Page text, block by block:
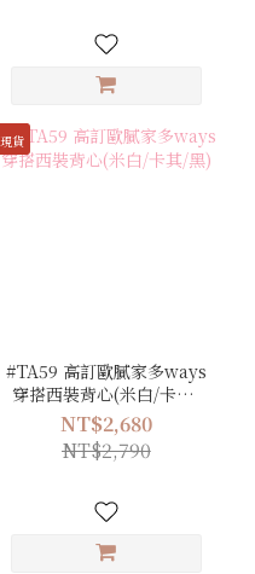
現貨
#TA59 高訂歐膩家多ways
穿搭西裝背心(米白/卡其/
黑)
NT$2,680
NT$2,790